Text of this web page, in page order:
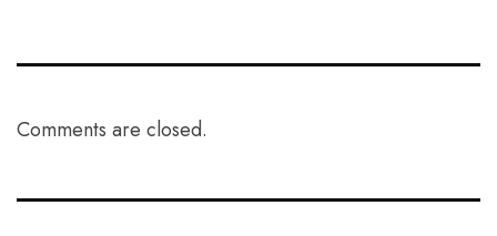
Comments are closed.